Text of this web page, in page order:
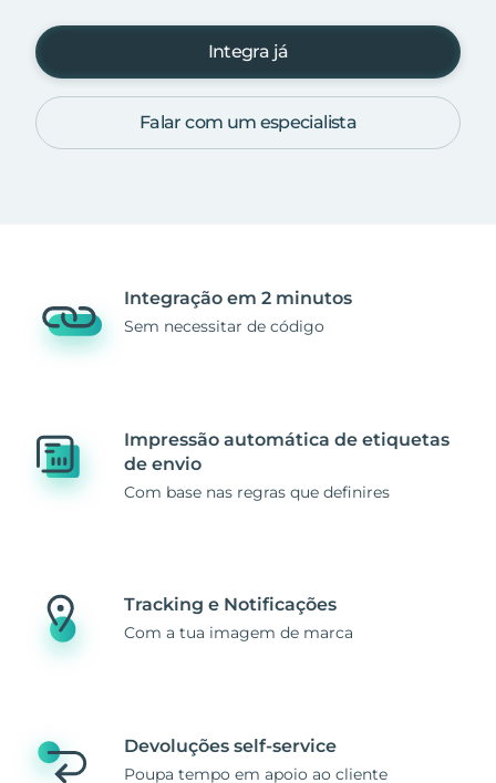
Integra já
Falar com um especialista
Integração em 2 minutos
Sem necessitar de código
Impressão automática de etiquetas
de envio
Com base nas regras que definires
Tracking e Notificações
Com a tua imagem de marca
Devoluções self-service
Poupa tempo em apoio ao cliente